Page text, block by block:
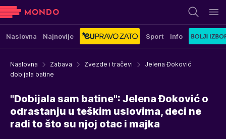
Naslovna Najnovije Sport Info
Naslovna Zabava Zvezde i tračevi
Jelena Đoković
dobijala batine
"Dobijala sam batine": Jelena Đoković o
odrastanju u teškim uslovima, deci ne
radi to što su njoj otac i majka